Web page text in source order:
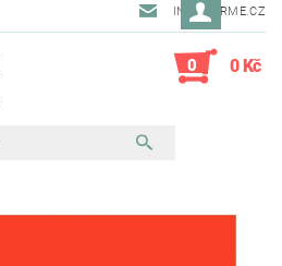
INFO@ARME.CZ
0 0 Kč